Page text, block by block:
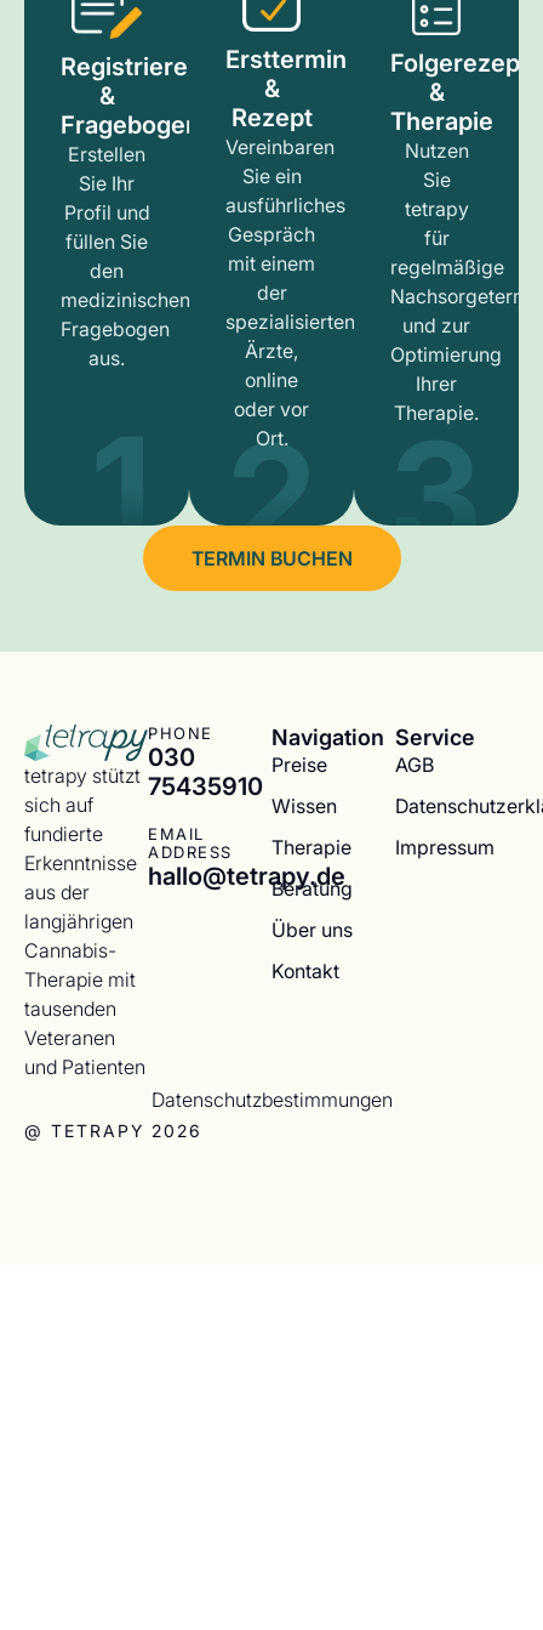
Registrieren
&
Fragebogen
Erstellen
Sie Ihr
Profil und
füllen Sie
den
medizinischen
Fragebogen
aus.
1
Ersttermin
&
Rezept
Vereinbaren
Sie ein
ausführliches
Gespräch
mit einem
der
spezialisierten
Ärzte,
online
oder vor
Ort.
2
Folgerezept
&
Therapie
Nutzen
Sie
tetrapy
für
regelmäßige
und zur
Optimierung
Ihrer
Therapie.
3
TERMIN BUCHEN
tetrapy stützt
sich auf
fundierte
Erkenntnisse
aus der
langjährigen
Cannabis-
Therapie mit
tausenden
Veteranen
und Patienten
PHONE
030
75435910
EMAIL
ADDRESS
hallo@tetrapy.de
Navigation
Preise
Wissen
Therapie
Beratung
Über uns
Kontakt
Service
AGB
Impressum
@ TETRAPY 2026
Datenschutzbestimmungen